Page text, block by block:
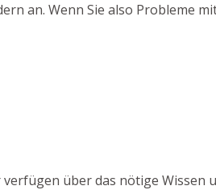
an. Wenn Sie also Probleme
über das nötige Wissen